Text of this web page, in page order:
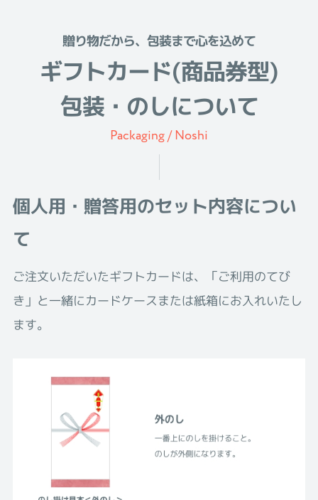
贈り物だから、包装まで心を込めて
ギフトカード(商品券型)
包装・のしについて
Packaging / Noshi
個人用・贈答用のセット内容につい
て
ご注文いただいたギフトカードは、「ご利用のてび
き」と一緒にカードケースまたは紙箱にお入れいたし
ます。